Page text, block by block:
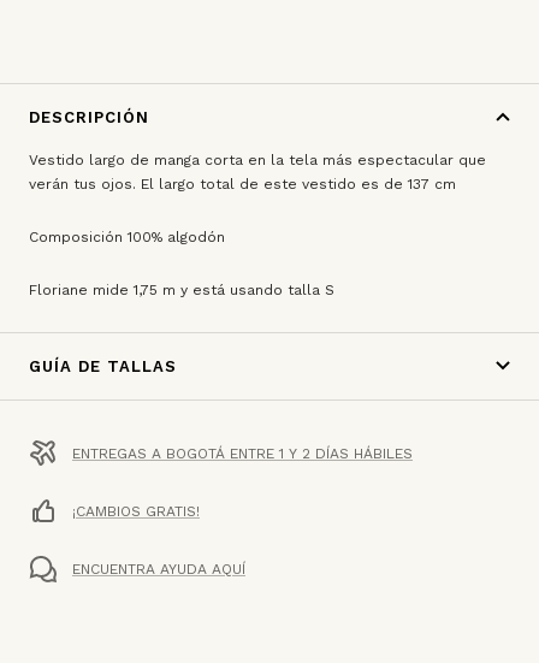
DESCRIPCIÓN
Vestido largo de manga corta en la tela más espectacular que
verán tus ojos. El largo total de este vestido es de 137 cm
Composición 100% algodón
Floriane mide 1,75 m y está usando talla S
GUÍA DE TALLAS
ENTREGAS A BOGOTÁ ENTRE 1 Y 2 DÍAS HÁBILES
¡CAMBIOS GRATIS!
ENCUENTRA AYUDA AQUÍ